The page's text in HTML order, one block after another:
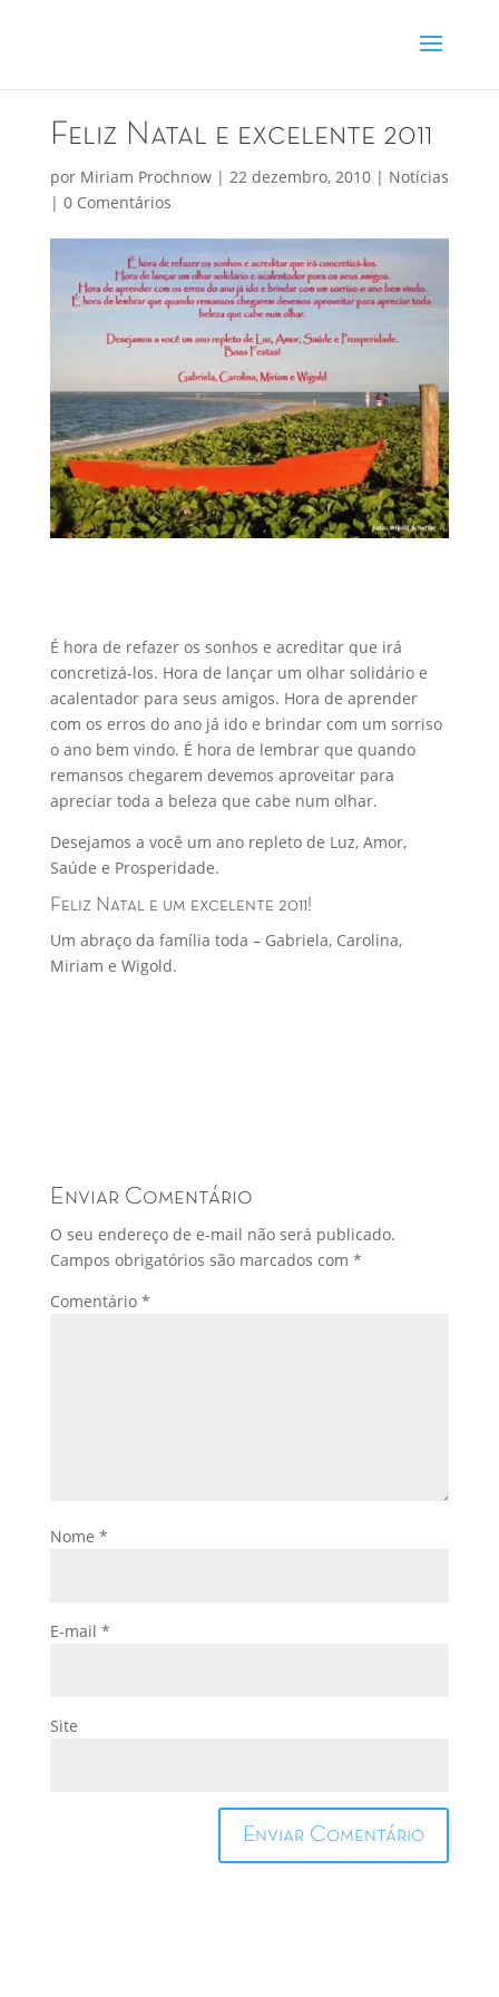
Feliz Natal e excelente 2011
por Miriam Prochnow| 22 dezembro, 2010| Notícias
| 0 Comentários
É hora de refazer os sonhos e acreditar que irá
concretizá-los. Hora de lançar um olhar solidário e
acalentador para seus amigos. Hora de aprender
com os erros do ano já ido e brindar com um sorriso
o ano bem vindo. É hora de lembrar que quando
remansos chegarem devemos aproveitar para
apreciar toda a beleza que cabe num olhar.
Desejamos a você um ano repleto de Luz, Amor,
Saúde e Prosperidade.
Feliz Natal e um excelente 2011!
Um abraço da família toda – Gabriela, Carolina,
Miriam e Wigold.
Enviar Comentário
O seu endereço de e-mail não será publicado.
Campos obrigatórios são marcados com *
Comentário *
Nome *
E-mail *
Site